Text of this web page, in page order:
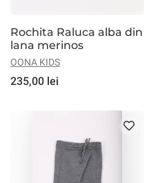
Rochita Raluca alba din
lana merinos
OONA KIDS
235,00 lei